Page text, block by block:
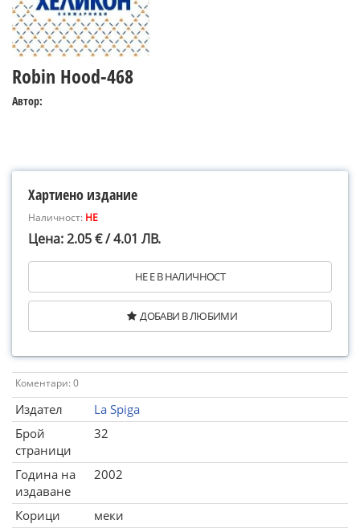
Robin Hood-468
Автор:
Хартиено издание
Наличност: НЕ
Цена: 2.05 € / 4.01 ЛВ.
НЕ Е В НАЛИЧНОСТ
ДОБАВИ В ЛЮБИМИ
Коментари: 0
Издател
La Spiga
Брой
страници
32
Година на
издаване
2002
Корици
меки